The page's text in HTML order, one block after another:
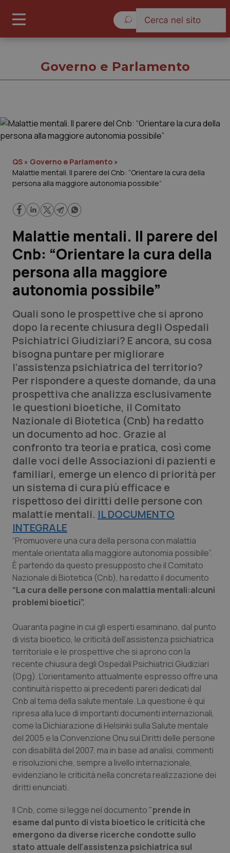
Governo e Parlamento
Regioni e Asl
Lavoro e Professioni
Scienza e Farmaci
Studi e Analisi
Lettere al direttore
Edizioni Regionali
QS Pro
Professionisti Sanitari.AI
Abruzzo
Basilicata
Calabria
Campania
Emilia-Romagna
Friuli Venezia Giulia
Lazio
Liguria
Lombardia
Marche
Molise
Piemonte
Provincia Autonoma di Bolzano
Provincia Autonoma di Trento
Puglia
Sardegna
Sicilia
QS Pro Gold
Artrite & artrosi
Asma & BPCO
Car-T
Colesterolo & coronaropatie
Dermatite Atopica
Diabete & glucometri
Disturbi dell’umore
Dolore
Donna & Salute
Epatiti
HIV
Infezioni & Febbre
Ipertensione & Scompenso
Malattie rare
Malattia di Crohn & Rettocolite Ulcerosa
Neuroscienze & patologie neurodegenerative
QS Club Newsletter
Governo e Parlamento
QS » Governo e Parlamento »
Malattie mentali. Il parere del Cnb: “Orientare la cura della
persona alla maggiore autonomia possibile”
Malattie mentali. Il parere del
Cnb: “Orientare la cura della
persona alla maggiore
autonomia possibile”
Quali sono le prospettive che si aprono
dopo la recente chiusura degli Ospedali
Psichiatrici Giudiziari? E ancora, su cosa
bisogna puntare per migliorare
l’assistenza psichiatrica del territorio?
Per rispondere a queste domande, da una
prospettiva che analizza esclusivamente
le questioni bioetiche, il Comitato
Nazionale di Biotetica (Cnb) ha redatto
un documento ad hoc. Grazie al
confronto tra teoria e pratica, così come
dalle voci delle Associazioni di pazienti e
familiari, emerge un elenco di priorità per
un sistema di cura più efficace e
rispettoso dei diritti delle persone con
malattie mentali. IL DOCUMENTO
INTEGRALE
“Promuovere una cura della persona con malattia
mentale orientata alla maggiore autonomia possibile”.
È partendo da questo presupposto che il Comitato
Nazionale di Biotetica (Cnb), ha redatto il documento
“La cura delle persone con malattia mentali:alcuni
problemi bioetici”.
Quaranta pagine in cui gli esperti esaminano, dal punto
di vista bioetico, le criticità dell’assistenza psichiatrica
territoriale e le prospettive che si aprono con la
recente chiusura degli Ospedali Psichiatrici Giudiziari
(Opg). L'orientamento attualmente espresso offre una
continuità rispetto ai precedenti pareri dedicati dal
Cnb al tema della salute mentale. La questione è qui
ripresa alla luce di importanti documenti internazionali,
come la Dichiarazione di Helsinki sulla Salute mentale
del 2005 e la Convenzione Onu sui Diritti delle persone
con disabilità del 2007, ma in base ad analisi, commenti
e risoluzioni che, sempre a livello internazionale,
evidenziano le criticità nella concreta realizzazione dei
diritti enunciati.
Il Cnb, come si legge nel documento "prende in
esame dal punto di vista bioetico le criticità che
emergono da diverse ricerche condotte sullo
stato attuale dell'assistenza psichiatrica sul